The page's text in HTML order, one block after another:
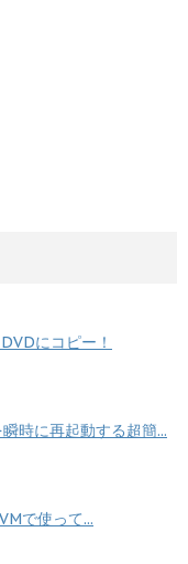
にコピー！
時に再起動する超簡...
で使って...